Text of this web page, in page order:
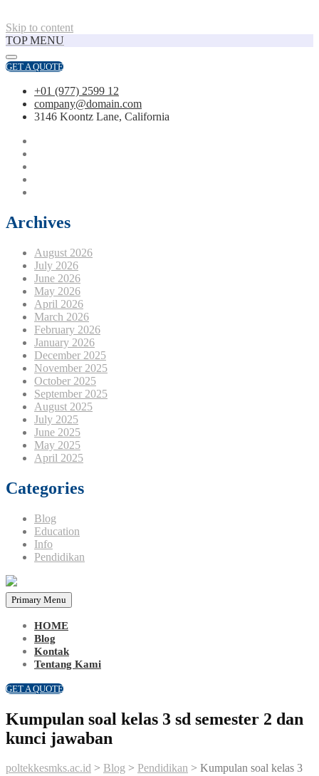
Skip to content
TOP MENU
GET A QUOTE
+01 (977) 2599 12
company@domain.com
3146 Koontz Lane, California
Archives
August 2026
July 2026
June 2026
May 2026
April 2026
March 2026
February 2026
January 2026
December 2025
November 2025
October 2025
September 2025
August 2025
July 2025
June 2025
May 2025
April 2025
Categories
Blog
Education
Info
Pendidikan
Primary Menu
HOME
Blog
Kontak
Tentang Kami
GET A QUOTE
Kumpulan soal kelas 3 sd semester 2 dan
kunci jawaban
poltekkesmks.ac.id > Blog > Pendidikan > Kumpulan soal kelas 3